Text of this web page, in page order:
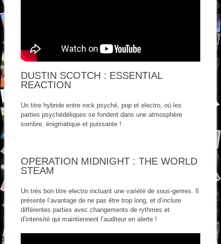
DUSTIN SCOTCH : ESSENTIAL
REACTION
Un titre hybride entre rock psyché, pop et electro, où les
parties psychédéliques se fondent dans une atmosphère
sombre, énigmatique et puissante !
OPERATION MIDNIGHT : THE WORLD
STEAM
Un très bon titre electro incluant une variété de sous-genres. Il
présente l’avantage de ne pas être trop long, et d’inclure
différentes parties avec changements de rythmes et
d’intensité qui maintiennent l’auditeur en alerte !